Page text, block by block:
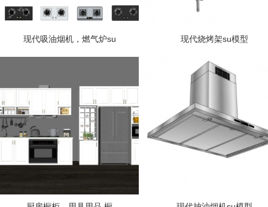
现代吸油烟机，燃气炉su 现代烧烤架su模型